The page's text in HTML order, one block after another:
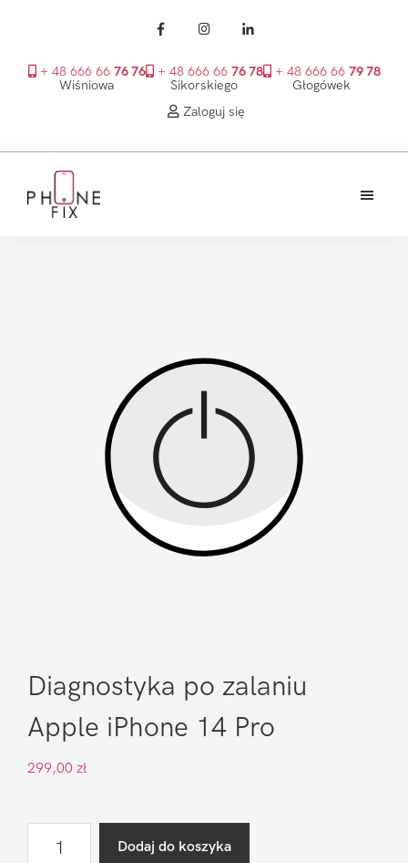
+ 48 666 66 76 76
Wiśniowa
+ 48 666 66 76 78
Sikorskiego
+ 48 666 66 79 78
Głogówek
Zaloguj się
głównego
Diagnostyka po zalaniu
Apple iPhone 14 Pro
299,00 zł
Dodaj do koszyka